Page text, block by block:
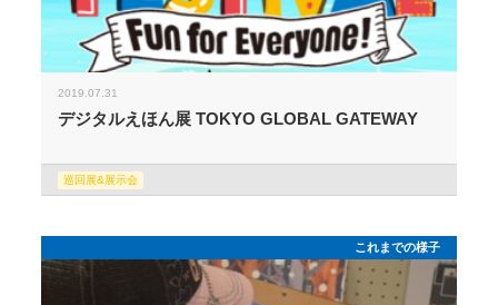
2019.07.31
デジタルえほん展 TOKYO GLOBAL GATEWAY
巡回展&展示会
これまでの様子